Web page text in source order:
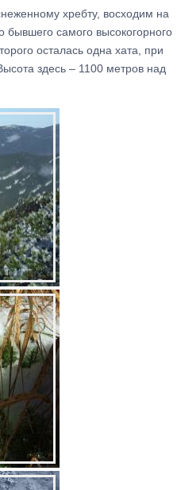
хребту, восходим на
самого высокогорного
осталась одна хата, при
здесь – 1100 метров над